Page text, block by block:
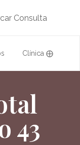
Clínica ⨁
Consulta
43